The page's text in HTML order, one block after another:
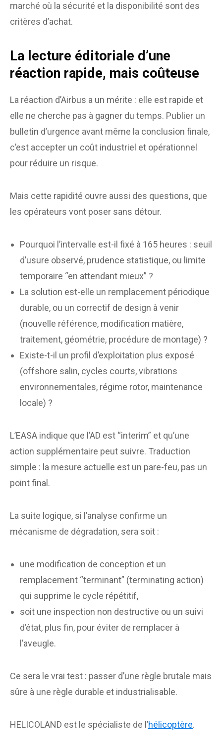
marché où la sécurité et la disponibilité sont des
critères d’achat.
La lecture éditoriale d’une
réaction rapide, mais coûteuse
La réaction d’Airbus a un mérite : elle est rapide et
elle ne cherche pas à gagner du temps. Publier un
bulletin d’urgence avant même la conclusion finale,
c’est accepter un coût industriel et opérationnel
pour réduire un risque.
Mais cette rapidité ouvre aussi des questions, que
les opérateurs vont poser sans détour.
Pourquoi l’intervalle est-il fixé à 165 heures : seuil
d’usure observé, prudence statistique, ou limite
temporaire “en attendant mieux” ?
La solution est-elle un remplacement périodique
durable, ou un correctif de design à venir
(nouvelle référence, modification matière,
traitement, géométrie, procédure de montage) ?
Existe-t-il un profil d’exploitation plus exposé
(offshore salin, cycles courts, vibrations
environnementales, régime rotor, maintenance
locale) ?
L’EASA indique que l’AD est “interim” et qu’une
action supplémentaire peut suivre. Traduction
simple : la mesure actuelle est un pare-feu, pas un
point final.
La suite logique, si l’analyse confirme un
mécanisme de dégradation, sera soit :
une modification de conception et un
remplacement “terminant” (terminating action)
qui supprime le cycle répétitif,
soit une inspection non destructive ou un suivi
d’état, plus fin, pour éviter de remplacer à
l’aveugle.
Ce sera le vrai test : passer d’une règle brutale mais
sûre à une règle durable et industrialisable.
HELICOLAND est le spécialiste de l’hélicoptère.